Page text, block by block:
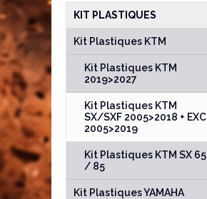
KIT PLASTIQUES
Kit Plastiques KTM
Kit Plastiques KTM
2019>2027
Kit Plastiques KTM
SX/SXF 2005>2018 + EXC
2005>2019
Kit Plastiques KTM SX 65
/ 85
Kit Plastiques YAMAHA